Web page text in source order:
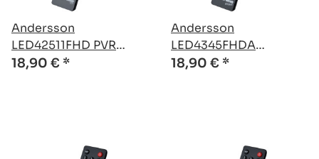
Andersson
LED42511FHD PVR
kompatible Ersatz
18,90 € *
Andersson
LED4345FHDA
kompatible Ersatz
18,90 € *